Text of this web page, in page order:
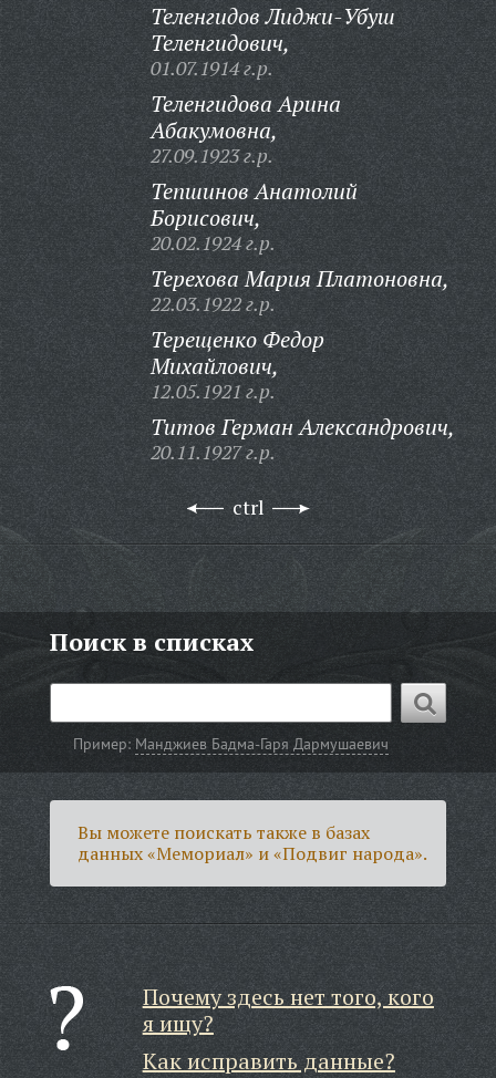
Теленгидов Лиджи-Убуш
Теленгидович,
01.07.1914 г.р.
Теленгидова Арина
Абакумовна,
27.09.1923 г.р.
Тепшинов Анатолий
Борисович,
20.02.1924 г.р.
Терехова Мария Платоновна,
22.03.1922 г.р.
Терещенко Федор
Михайлович,
12.05.1921 г.р.
Титов Герман Александрович,
20.11.1927 г.р.
ctrl
Поиск в списках
Пример: Манджиев Бадма-Гаря Дармушаевич
Вы можете поискать также в базах
данных «Мемориал» и «Подвиг народа».
Почему здесь нет того, кого
я ищу?
Как исправить данные?